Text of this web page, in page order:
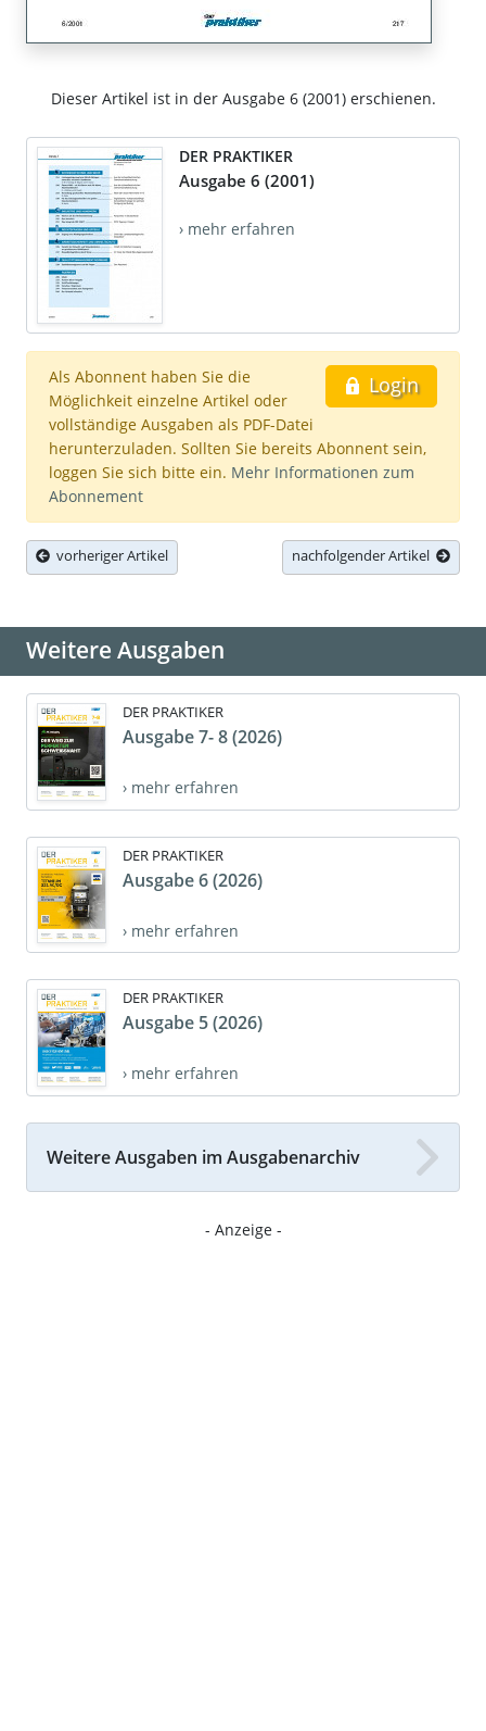
Dieser Artikel ist in der Ausgabe 6 (2001) erschienen.
DER PRAKTIKER
Ausgabe 6 (2001)
› mehr erfahren
Login
Als Abonnent haben Sie die
Möglichkeit einzelne Artikel oder
vollständige Ausgaben als PDF-Datei
herunterzuladen. Sollten Sie bereits Abonnent sein,
loggen Sie sich bitte ein. Mehr Informationen zum
Abonnement
vorheriger Artikel nachfolgender Artikel
Weitere Ausgaben
DER PRAKTIKER
Ausgabe 7- 8 (2026)
› mehr erfahren
DER PRAKTIKER
Ausgabe 6 (2026)
› mehr erfahren
DER PRAKTIKER
Ausgabe 5 (2026)
› mehr erfahren
Weitere Ausgaben im Ausgabenarchiv
- Anzeige -